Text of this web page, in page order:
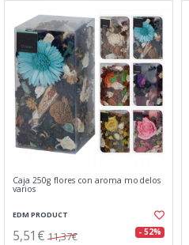
Caja 250g flores con aroma modelos
varios
EDM PRODUCT
5,51€ 11,37€ - 52%